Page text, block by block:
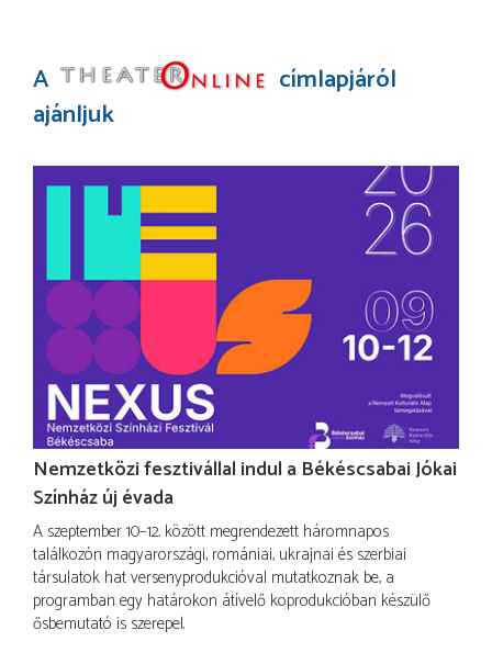
A
címlapjáról
ajánljuk
Nemzetközi fesztivállal indul a Békéscsabai Jókai
Színház új évada
A szeptember 10–12. között megrendezett háromnapos
találkozón magyarországi, romániai, ukrajnai és szerbiai
társulatok hat versenyprodukcióval mutatkoznak be, a
programban egy határokon átívelő koprodukcióban készülő
ősbemutató is szerepel.